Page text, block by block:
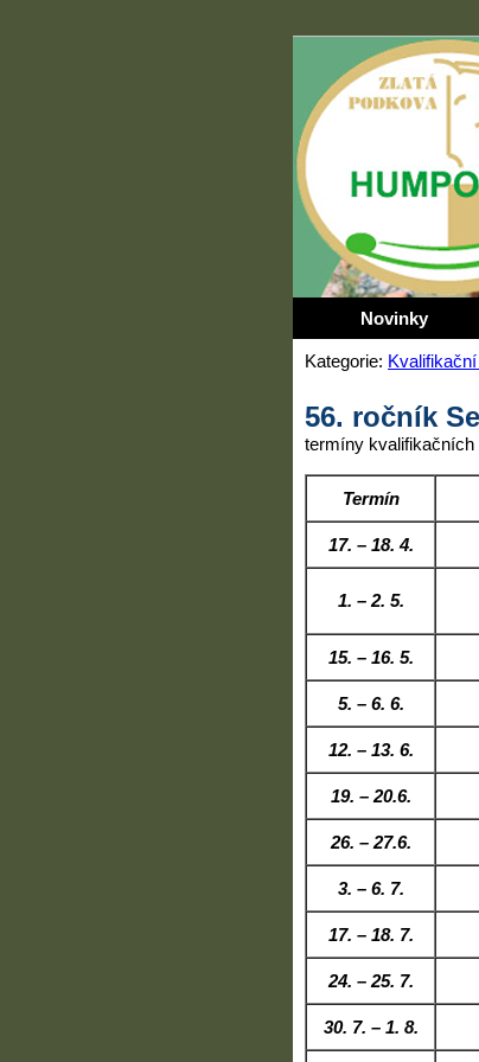
Novinky
Kategorie:
56. ročník
termíny kvalifikačních
Termín
17. – 18. 4.
1. – 2. 5.
15. – 16. 5.
5. – 6. 6.
12. – 13. 6.
19. – 20.6.
26. – 27.6.
3. – 6. 7.
17. – 18. 7.
24. – 25. 7.
30. 7. – 1. 8.